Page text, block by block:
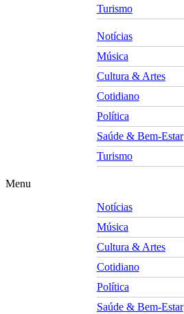
Turismo
Notícias
Música
Cultura & Artes
Cotidiano
Política
Saúde & Bem-Estar
Turismo
Menu
Notícias
Música
Cultura & Artes
Cotidiano
Política
Saúde & Bem-Estar